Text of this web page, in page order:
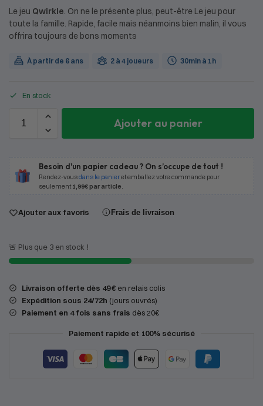
Le jeu Qwirkle. On ne le présente plus, peut-être Le jeu pour
toute la famille. Rapide, facile mais néanmoins bien malin, il vous
offrira toujours de bons moments
À partir de 6 ans 2 à 4 joueurs 30min à 1h
En stock
Ajouter au panier
Besoin d'un papier cadeau ? On s’occupe de tout !
Rendez-vousdans le panieret emballez votre commande pour
seulement 1,99€ par article.
Ajouter aux favoris Frais de livraison
🚨 Plus que 3 en stock !
Livraison offerte dès 49 € en relais colis
Expédition sous 24/72h (jours ouvrés)
Paiement en 4 fois sans frais dès 20€
Paiement rapide et 100% sécurisé